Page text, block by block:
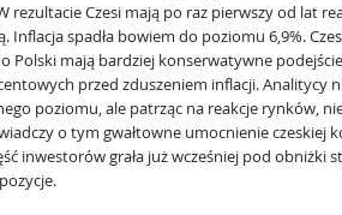
rezultacie Czesi mają po raz pierwszy od lat
Inflacja spadła bowiem do poziomu 6,9%.
Polski mają bardziej konserwatywne
przed zduszeniem inflacji. Analitycy
poziomu, ale patrząc na reakcje rynków,
o tym gwałtowne umocnienie czeskiej
inwestorów grała już wcześniej pod obniżki